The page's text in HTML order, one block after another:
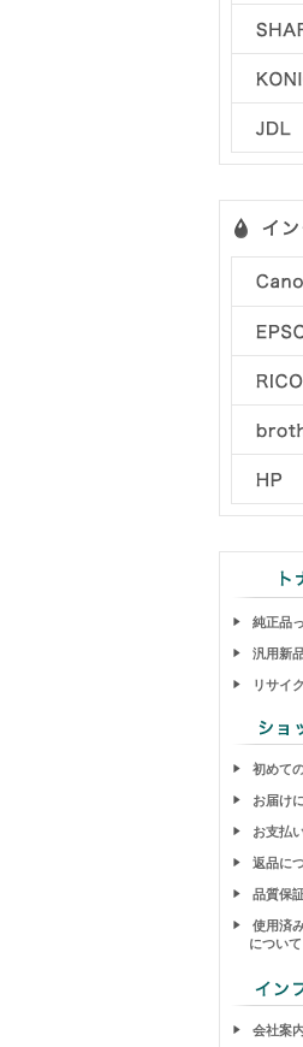
純正品
汎用新
リサイ
初めて
お届け
お支払
返品に
品質保
使用済
について
会社案